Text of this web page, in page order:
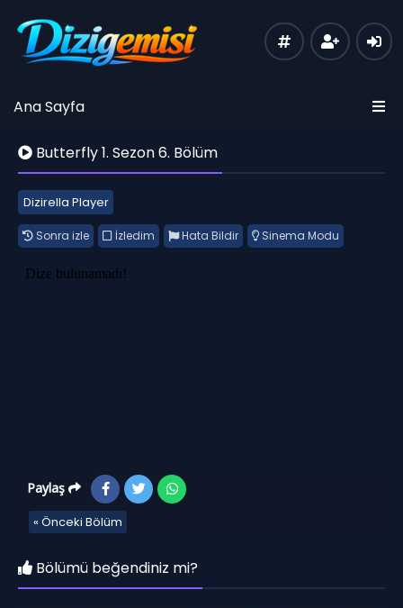
Ana Sayfa
Butterfly 1. Sezon 6. Bölüm
Dizirella Player
Sonra izle İzledim Hata Bildir Sinema Modu
Paylaş
« Önceki Bölüm
Bölümü beğendiniz mi?